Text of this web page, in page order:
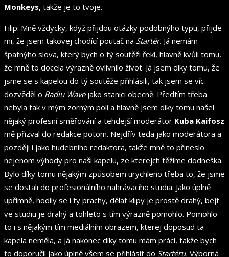
Monkeys, takže je to tvoje.
Filip: Mně vždycky, když přijdou otázky podobnýho typu, přijde
mi, že jsem takovej chodící poutač na Startér. Já nemám
špatnýho slova, který bych o tý soutěži řekl, hlavně kvůli tomu,
že mně to docela výrazně ovlivnilo život. Já jsem díky tomu, že
jsme se s kapelou do tý soutěže přihlásili, tak jsem se víc
dozvěděl o Radiu Wavejako stanici obecně. Předtím třeba
nebyla tak v mým zorným poli a hlavně jsem díky tomu našel
nějaký profesní směřování a tehdejší moderátor Kuba Kaifosz
mě přizval do redakce potom. Nejdřív teda jako moderátora a
později i jako hudebního redaktora, takže mně to přineslo
nejenom výhody pro naši kapelu, ze kterejch těžíme dodneška.
Bylo díky tomu nějakým způsobem urychleno třeba to, že jsme
se dostali do profesionálního nahrávacího studia. Jako úplně
upřímně, hodily se i ty prachy, dělat klipy je prostě drahý, bejt
ve studiu je drahý a tohleto s tím výrazně pomohlo. Pomohlo
to i s nějakým tím mediálním obrazem, kterej doposud ta
kapela neměla, a já nakonec díky tomu mám práci, takže bych
to doporučil jako úplně všem se přihlásit do Startéru. Výborná